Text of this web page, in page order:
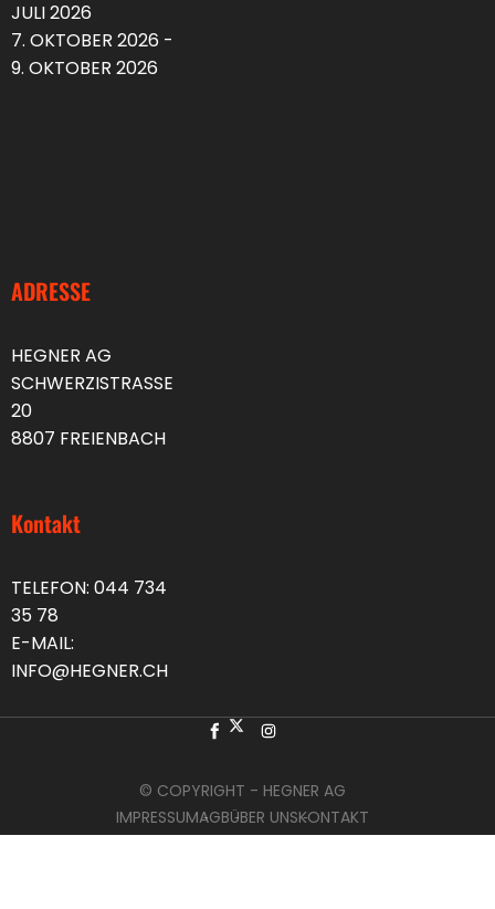
JULI 2026
7. OKTOBER 2026 -
9. OKTOBER 2026
ADRESSE
HEGNER AG
SCHWERZISTRASSE
20
8807 FREIENBACH
Kontakt
TELEFON: 044 734
35 78
E-MAIL:
INFO@HEGNER.CH
© COPYRIGHT - HEGNER AG
IMPRESSUMAGBÜBER UNSKONTAKT